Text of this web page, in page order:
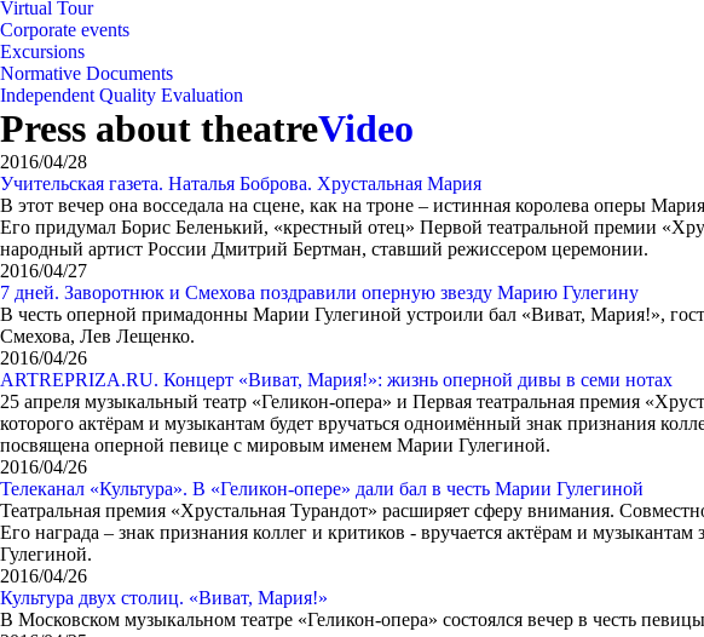
Virtual Tour
Corporate events
Excursions
Normative Documents
Independent Quality Evaluation
Press about theatreVideo
2016/04/28
Учительская газета. Наталья Боброва. Хрустальная Мария
В этот вечер она восседала на сцене, как на троне – истинная королева оперы
Его придумал Борис Беленький, «крестный отец» Первой театральной премии
народный артист России Дмитрий Бертман, ставший режиссером церемонии.
2016/04/27
7 дней. Заворотнюк и Смехова поздравили оперную звезду Марию Гулегину
В честь оперной примадонны Марии Гулегиной устроили бал «Виват, Мария!»,
Смехова, Лев Лещенко.
2016/04/26
ARTREPRIZA.RU. Концерт «Виват, Мария!»: жизнь оперной дивы в семи нотах
25 апреля музыкальный театр «Геликон-опера» и Первая театральная премия
которого актёрам и музыкантам будет вручаться одноимённый знак признания
посвящена оперной певице с мировым именем Марии Гулегиной.
2016/04/26
Телеканал «Культура». В «Геликон-опере» дали бал в честь Марии Гулегиной
Театральная премия «Хрустальная Турандот» расширяет сферу внимания.
Его награда – знак признания коллег и критиков - вручается актёрам и
Гулегиной.
2016/04/26
Культура двух столиц. «Виват, Мария!»
В Московском музыкальном театре «Геликон-опера» состоялся вечер в честь